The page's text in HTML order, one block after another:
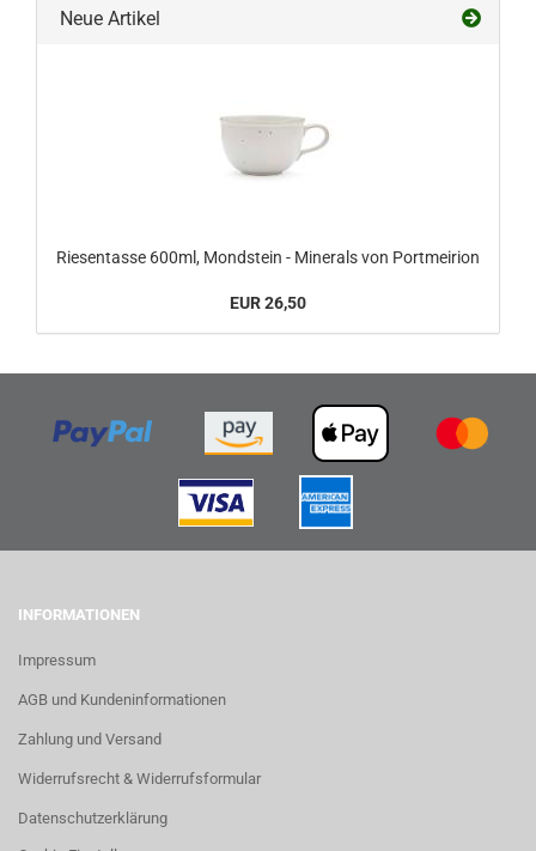
Neue Artikel
Riesentasse 600ml, Mondstein - Minerals von Portmeirion
EUR 26,50
INFORMATIONEN
Impressum
AGB und Kundeninformationen
Zahlung und Versand
Widerrufsrecht & Widerrufsformular
Datenschutzerklärung